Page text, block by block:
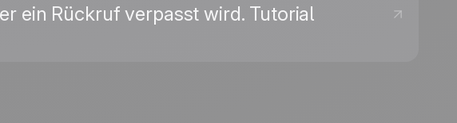
ein Rückruf verpasst wird. Tutorial